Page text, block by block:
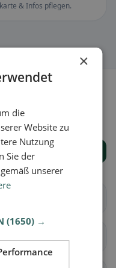
& Infos pflegen.
×
die
Website zu
Nutzung
Sie der
unserer
(1650) →